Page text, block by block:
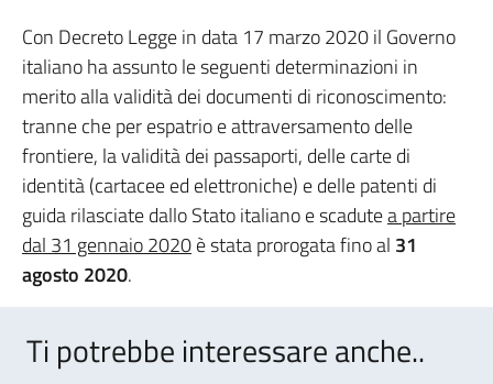
Con Decreto Legge in data 17 marzo 2020 il Governo
italiano ha assunto le seguenti determinazioni in
merito alla validità dei documenti di riconoscimento:
tranne che per espatrio e attraversamento delle
frontiere, la validità dei passaporti, delle carte di
identità (cartacee ed elettroniche) e delle patenti di
guida rilasciate dallo Stato italiano e scadutea partire
dal 31 gennaio 2020è stata prorogata fino al 31
agosto 2020.
Ti potrebbe interessare anche..